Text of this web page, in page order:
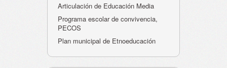
Articulación de Educación Media
Programa escolar de convivencia,
PECOS
Plan municipal de Etnoeducación